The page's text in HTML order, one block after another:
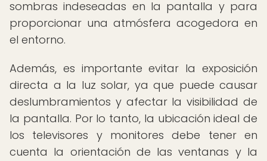
sombras indeseadas en la pantalla y para
proporcionar una atmósfera acogedora en
el entorno.
Además, es importante evitar la exposición
directa a la luz solar, ya que puede causar
deslumbramientos y afectar la visibilidad de
la pantalla. Por lo tanto, la ubicación ideal de
los televisores y monitores debe tener en
cuenta la orientación de las ventanas y la